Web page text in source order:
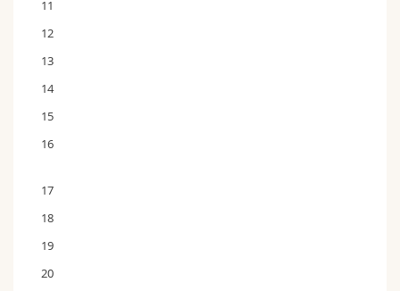
11
12
13
14
15
16
17
18
19
20